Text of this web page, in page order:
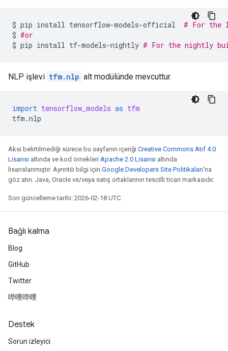
$ pip install tensorflow-models-official
# For the
$ #or
$ pip install tf-models-nightly # For the nightly
NLP işlevi tfm.nlp alt modülünde mevcuttur.
import tensorflow_models as tfm
tfm .nlp
Aksi belirtilmediği sürece bu sayfanın içeriği Creative Commons Atıf 4.0
Lisansı altında ve kod örnekleri Apache 2.0 Lisansı altında
lisanslanmıştır. Ayrıntılı bilgi için Google Developers Site Politikaları'na
göz atın. Java, Oracle ve/veya satış ortaklarının tescilli ticari markasıdır.
Son güncelleme tarihi: 2026-02-18 UTC.
Bağlı kalma
Blog
GitHub
Twitter
哔哩哔哩
Destek
Sorun izleyici